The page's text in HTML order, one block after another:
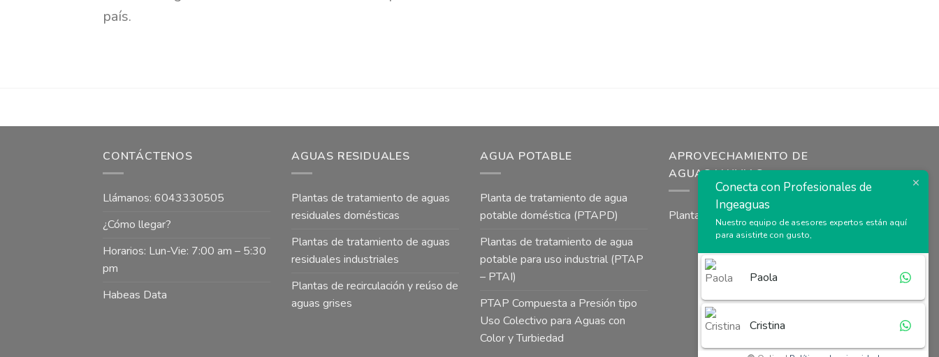
país.
CONTÁCTENOS
Llámanos: 6043330505
¿Cómo llegar?
Horarios: Lun-Vie: 7:00 am – 5:30
pm
Habeas Data
AGUAS RESIDUALES
Plantas de tratamiento de aguas
residuales domésticas
Plantas de tratamiento de aguas
residuales industriales
Plantas de recirculación y reúso de
aguas grises
AGUA POTABLE
Planta de tratamiento de agua
potable doméstica (PTAPD)
Plantas de tratamiento de agua
potable para uso industrial (PTAP
– PTAI)
PTAP Compuesta a Presión tipo
Uso Colectivo para Aguas con
Color y Turbiedad
APROVECHAMIENTO DE
AGUAS LLUVIAS
Plantas de tratamiento agua lluvia
Conecta con Profesionales de
Ingeaguas
Nuestro equipo de asesores expertos están aquí
para asistirte con gusto,
Paola
Cristina